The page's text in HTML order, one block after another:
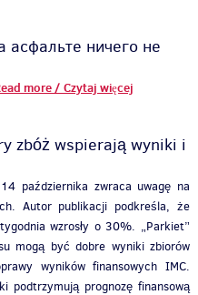
ничего не
more / Czytaj więcej
zbóż wspierają wyniki i
października zwraca uwagę na
Autor publikacji podkreśla, że
wzrosły o 30%. „Parkiet”
mogą być dobre wyniki zbiorów
wyników finansowych IMC.
podtrzymują prognozę finansową